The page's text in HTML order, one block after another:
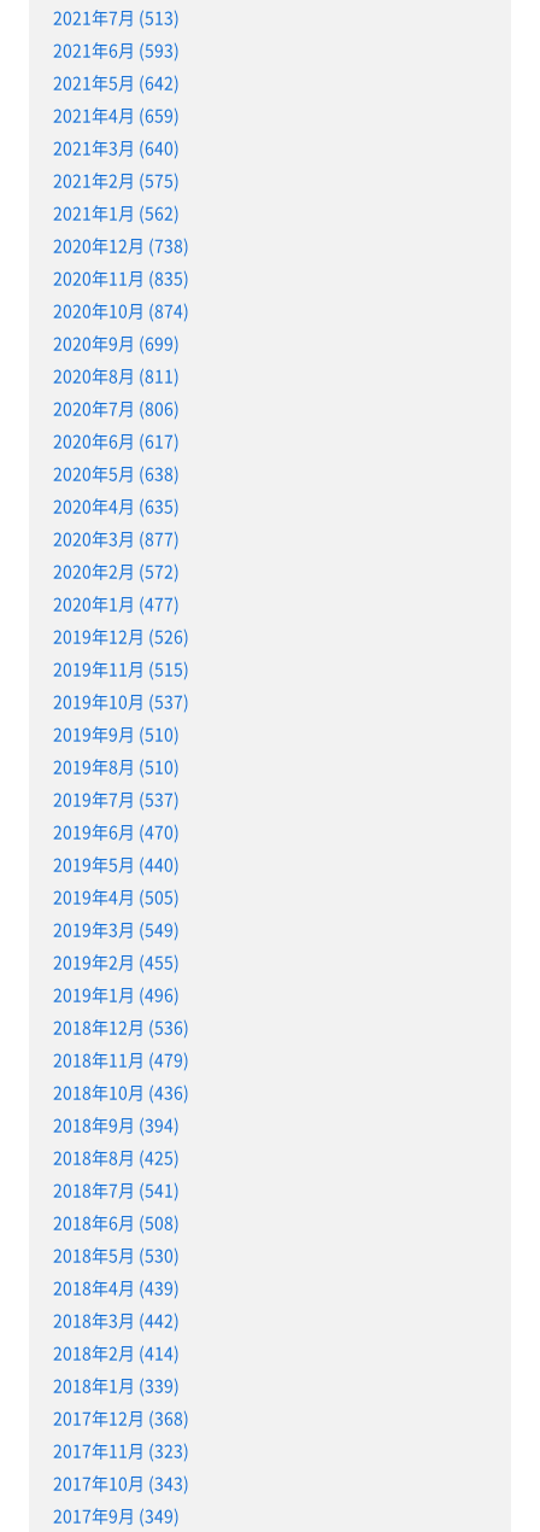
2021年7月 (513)
2021年6月 (593)
2021年5月 (642)
2021年4月 (659)
2021年3月 (640)
2021年2月 (575)
2021年1月 (562)
2020年12月 (738)
2020年11月 (835)
2020年10月 (874)
2020年9月 (699)
2020年8月 (811)
2020年7月 (806)
2020年6月 (617)
2020年5月 (638)
2020年4月 (635)
2020年3月 (877)
2020年2月 (572)
2020年1月 (477)
2019年12月 (526)
2019年11月 (515)
2019年10月 (537)
2019年9月 (510)
2019年8月 (510)
2019年7月 (537)
2019年6月 (470)
2019年5月 (440)
2019年4月 (505)
2019年3月 (549)
2019年2月 (455)
2019年1月 (496)
2018年12月 (536)
2018年11月 (479)
2018年10月 (436)
2018年9月 (394)
2018年8月 (425)
2018年7月 (541)
2018年6月 (508)
2018年5月 (530)
2018年4月 (439)
2018年3月 (442)
2018年2月 (414)
2018年1月 (339)
2017年12月 (368)
2017年11月 (323)
2017年10月 (343)
2017年9月 (349)